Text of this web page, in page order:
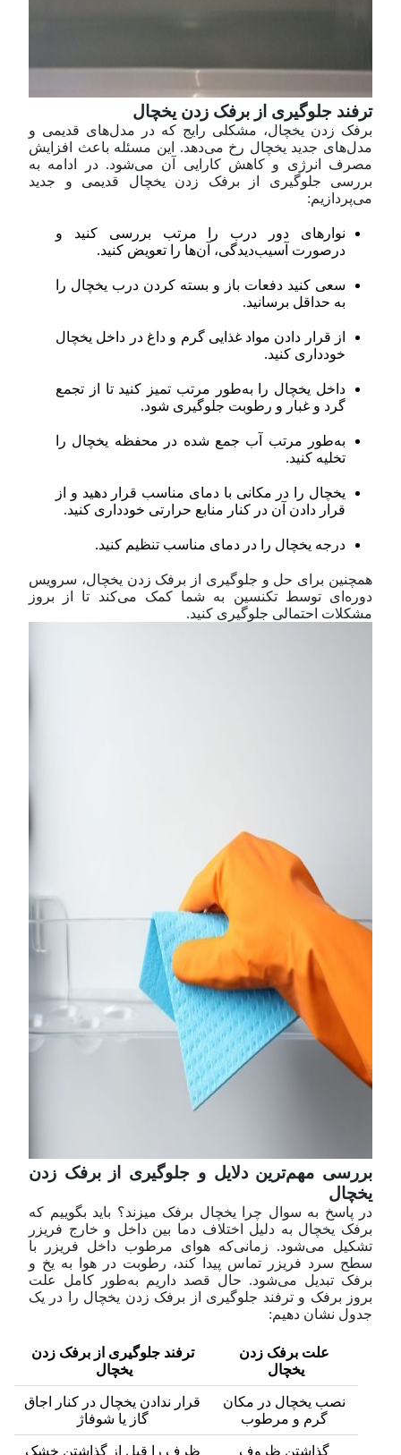
ترفند جلوگیری از برفک زدن یخچال
برفک زدن یخچال، مشکلی رایج که در مدل‌های قدیمی و
مدل‌های جدید یخچال رخ می‌دهد. این مسئله باعث افزایش
مصرف انرژی و کاهش کارایی آن می‌شود. در ادامه به
بررسی جلوگیری از برفک زدن یخچال قدیمی و جدید
می‌پردازیم:
نوار‌های دور درب را مرتب بررسی کنید و
در‌صورت آسیب‌دیدگی، آن‌ها را تعویض کنید.
سعی کنید دفعات باز و بسته کردن درب یخچال را
به حداقل برسانید.
از قرار دادن مواد غذایی گرم و داغ در داخل یخچال
خودداری کنید.
داخل یخچال را به‌طور مرتب تمیز کنید تا از تجمع
گرد و غبار و رطوبت جلوگیری شود.
به‌طور مرتب آب جمع شده در محفظه یخچال را
تخلیه کنید.
یخچال را در مکانی با دمای مناسب قرار دهید و از
قرار دادن آن در کنار منابع حرارتی خودداری کنید.
درجه یخچال را در دمای مناسب تنظیم کنید.
همچنین برای حل و جلوگیری از برفک زدن یخچال، سرویس
دوره‌ای توسط تکنسین به شما کمک می‌کند تا از بروز
مشکلات احتمالی جلوگیری کنید.
بررسی مهم‌ترین دلایل و جلوگیری از برفک زدن
یخچال
در پاسخ به سوال چرا یخچال برفک میزند؟ باید بگوییم که
برفک یخچال به دلیل اختلاف دما بین داخل و خارج فریزر
تشکیل می‌شود. زمانی‌که هوای مرطوب داخل فریزر با
سطح سرد فریزر تماس پیدا کند، رطوبت در هوا به یخ و
برفک تبدیل می‌شود. حال قصد داریم به‌طور کامل علت
بروز برفک و ترفند جلوگیری از برفک زدن یخچال را در یک
جدول نشان دهیم:
علت برفک زدن
یخچال
ترفند جلوگیری از برفک زدن
یخچال
نصب یخچال در مکان
گرم و مرطوب
قرار ندادن یخچال در کنار اجاق
گاز یا شوفاژ
گذاشتن ظروف ظرف را قبل از گذاشتن خشک